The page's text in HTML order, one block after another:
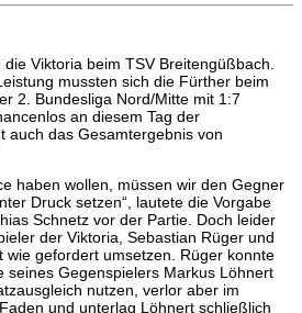
Viktoria beim TSV Breitengüßbach.
mussten sich die Fürther beim
2. Bundesliga Nord/Mitte mit 1:7
an diesem Tag der
auch das Gesamtergebnis von
haben wollen, müssen wir den Gegner
Druck setzen“, lautete die Vorgabe
Schnetz vor der Partie. Doch leider
der Viktoria, Sebastian Rüger und
wie gefordert umsetzen. Rüger konnte
seines Gegenspielers Markus Löhnert
nutzen, verlor aber im
und unterlag Löhnert schließlich